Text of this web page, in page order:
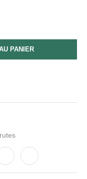
PANIER